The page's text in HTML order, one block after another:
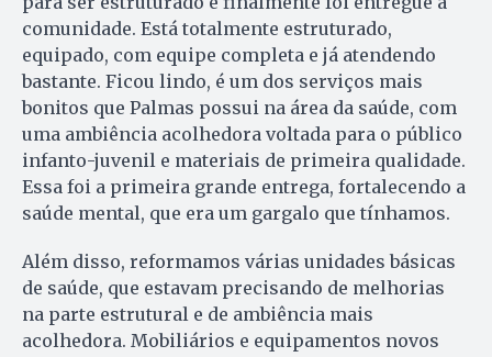
comunidade. Está totalmente estruturado,
equipado, com equipe completa e já atendendo
bastante. Ficou lindo, é um dos serviços mais
bonitos que Palmas possui na área da saúde, com
uma ambiência acolhedora voltada para o público
infanto-juvenil e materiais de primeira qualidade.
Essa foi a primeira grande entrega, fortalecendo a
saúde mental, que era um gargalo que tínhamos.
Além disso, reformamos várias unidades básicas
de saúde, que estavam precisando de melhorias
na parte estrutural e de ambiência mais
acolhedora. Mobiliários e equipamentos novos